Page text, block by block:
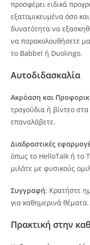
προσφέρει ειδικά
εξατομικευμένα όσο
δυνατότητα να
να παρακολουθήσετε
το Babbel ή Duolingo.
Αυτοδιδασκαλία
Ακρόαση και
τραγούδια ή βίντεο
επαναλάβετε.
Διαδραστικές
όπως το HelloTalk ή το
μιλάτε με φυσικούς
Συγγραφή: Κρατήστε
για καθημερινά θέματα.
Πρακτική στην